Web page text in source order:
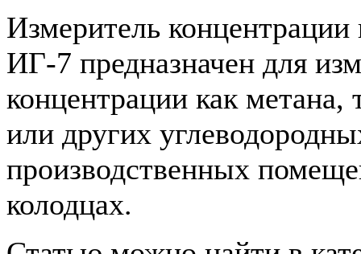
Измеритель концентрации
ИГ-7 предназначен для
концентрации как метана,
или других
производственных
колодцах.